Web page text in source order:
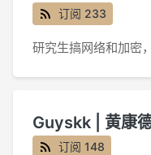
订阅 233
研究生搞网络和加密
Guyskk | 黄康
订阅 148